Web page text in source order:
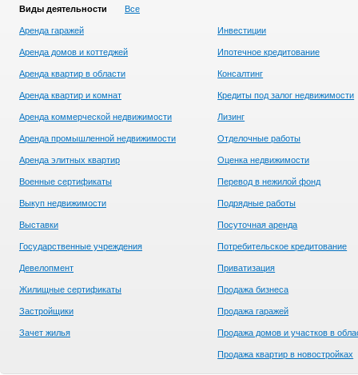
Виды деятельности Все
Аренда гаражей
Аренда домов и коттеджей
Аренда квартир в области
Аренда квартир и комнат
Аренда коммерческой недвижимости
Аренда промышленной недвижимости
Аренда элитных квартир
Военные сертификаты
Выкуп недвижимости
Выставки
Государственные учреждения
Девелопмент
Жилищные сертификаты
Застройщики
Зачет жилья
Инвестиции
Ипотечное кредитование
Консалтинг
Кредиты под залог недвижимости
Лизинг
Отделочные работы
Оценка недвижимости
Перевод в нежилой фонд
Подрядные работы
Посуточная аренда
Потребительское кредитование
Приватизация
Продажа бизнеса
Продажа гаражей
Продажа домов и участков в
Продажа квартир в новостройках